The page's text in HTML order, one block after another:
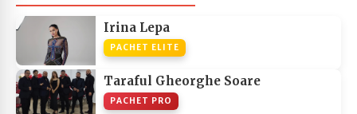
Irina Lepa
PACHET ELITE
Taraful Gheorghe Soare
PACHET PRO